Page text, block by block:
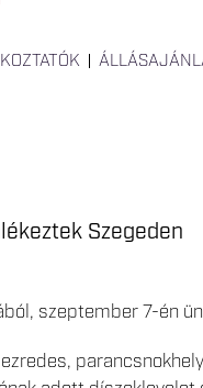
Szegeden
szeptember 7-én